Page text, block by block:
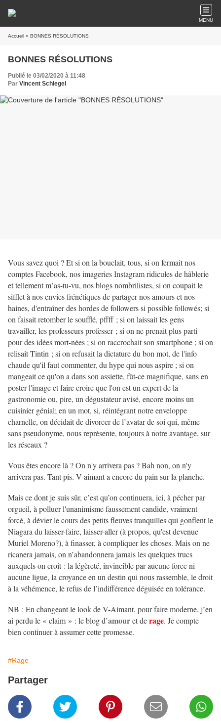
MENU
Accueil » BONNES RÉSOLUTIONS
BONNES RÉSOLUTIONS
Publié le 03/02/2020 à 11:48
Par Vincent Schlegel
Vous savez quoi ? Et si on la bouclait, tous, si on fermait nos
comptes Facebook, nos imageries Instagram ridicules de hâblerie
et tellement m’as-tu-vu, nos blogs nombrilistes, si on coupait le
sifflet à nos envies frénétiques de partager nos amours et nos
haines, d'entraîner des hordes de followers si possible followés; si
on faisait retomber le soufflé, pffff ; si on laissait les gens
travailler, les professeurs professer ; si on ne prenait plus parti
pour des idées mort-nées ; si on raccrochait son smartphone ; si on
relisait Tintin ; si on refusait la dictature du bon mot, de l'info
chaude qu'il faut commenter, du hype qui nous aspire ; si on
mangeait ce qu'on a dans son assiette, fût-ce magnifique, sans en
poster l'image et faire croire que l'on est un expert de la
gastronomie ou, pire, un dégustateur avisé, encore moins un
cuisinier génial; en un mot, si, réintégrant notre enveloppe
charnelle, on décidait de divorcer de l’avatar de soi qui, même
sans pseudonyme, nous représente, toujours à notre avantage, sur
les réseaux ?
Vous êtes encore là ? On n'y arrivera pas ? Bah non, on n'y
arrivera pas. Tant pis. V-aimant a encore du pain sur la planche.
Mais ce dont je suis sûr, c’est qu’on continuera, ici, à pécher par
orgueil, à polluer l'unanimisme faussement candide, vraiment
forcé, à dévier le cours des petits fleuves tranquilles qui gonflent le
Niagara du laisser-faire, laisser-aller (à propos, qu'est devenue
Muriel Moreno?), à finasser, à compliquer les choses. Mais on ne
ricanera jamais, on n’abandonnera jamais les quelques trucs
auxquels on croit : la légèreté, invincible par aucune force ni
aucune ligue, la croyance en un destin qui nous rassemble, le droit
à la véhémence, le refus de l’indifférence déguisée en tolérance.
NB : En changeant le look de V-Aimant, pour faire moderne, j’en
ai perdu le « claim » : le blog d’amouret derage. Je compte
bien continuer à assumer cette promesse.
#Rage
Partager